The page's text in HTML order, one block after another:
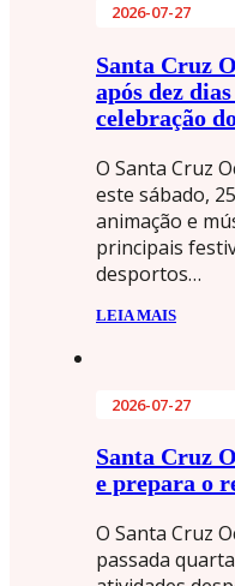
2026-07-27
Santa Cruz
após dez
celebração
O Santa Cruz
este sábado,
animação e
principais
desportos…
LEIA MAIS
2026-07-27
Santa Cruz
e prepara o
O Santa Cruz
passada